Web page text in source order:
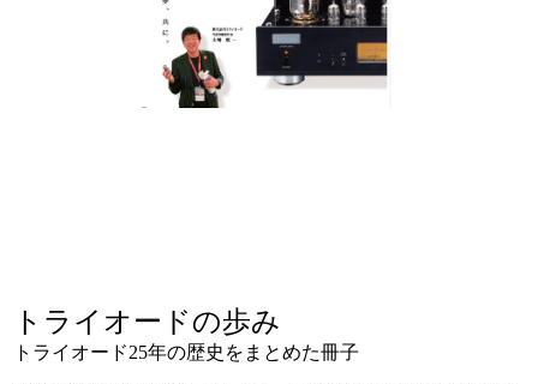
トライオードの歩み
トライオード25年の歴史をまとめた冊子